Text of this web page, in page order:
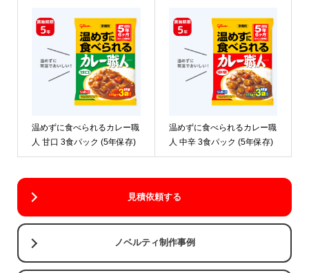
温めずに食べられるカレー職
人 甘口 3食パック (5年保存)
温めずに食べられるカレー職
人 中辛 3食パック (5年保存)
見積依頼する
ノベルティ制作事例